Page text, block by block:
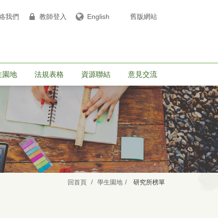
我們 教師登入 English 舊版網站
園地 法規表格 資源聯結 意見交流
回首頁 學生園地 研究所榜單